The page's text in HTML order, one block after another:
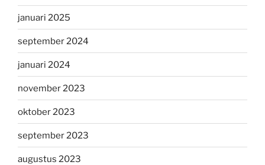
januari 2025
september 2024
januari 2024
november 2023
oktober 2023
september 2023
augustus 2023